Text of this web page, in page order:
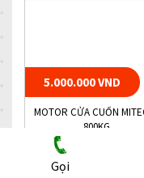
5.000.000 VND
MOTOR CỬA CUỐN
800KG
Gọi